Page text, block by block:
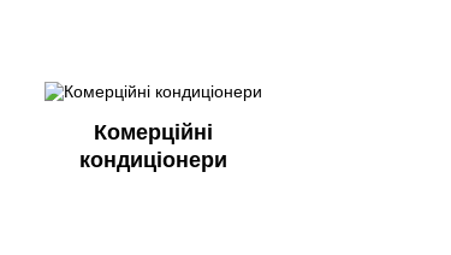
Комерційні
кондиціонери